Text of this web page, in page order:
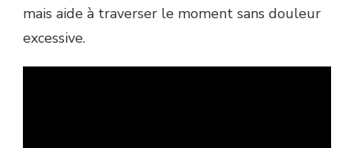
mais aide à traverser le moment sans douleur
excessive.